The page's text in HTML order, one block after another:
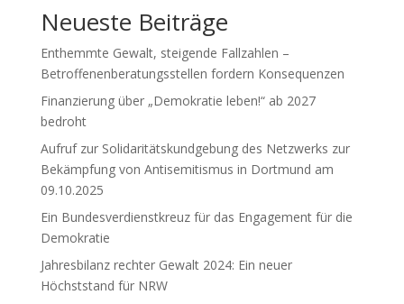
Neueste Beiträge
Enthemmte Gewalt, steigende Fallzahlen –
Betroffenenberatungsstellen fordern Konsequenzen
Finanzierung über „Demokratie leben!“ ab 2027
bedroht
Aufruf zur Solidaritätskundgebung des Netzwerks zur
Bekämpfung von Antisemitismus in Dortmund am
09.10.2025
Ein Bundesverdienstkreuz für das Engagement für die
Demokratie
Jahresbilanz rechter Gewalt 2024: Ein neuer
Höchststand für NRW